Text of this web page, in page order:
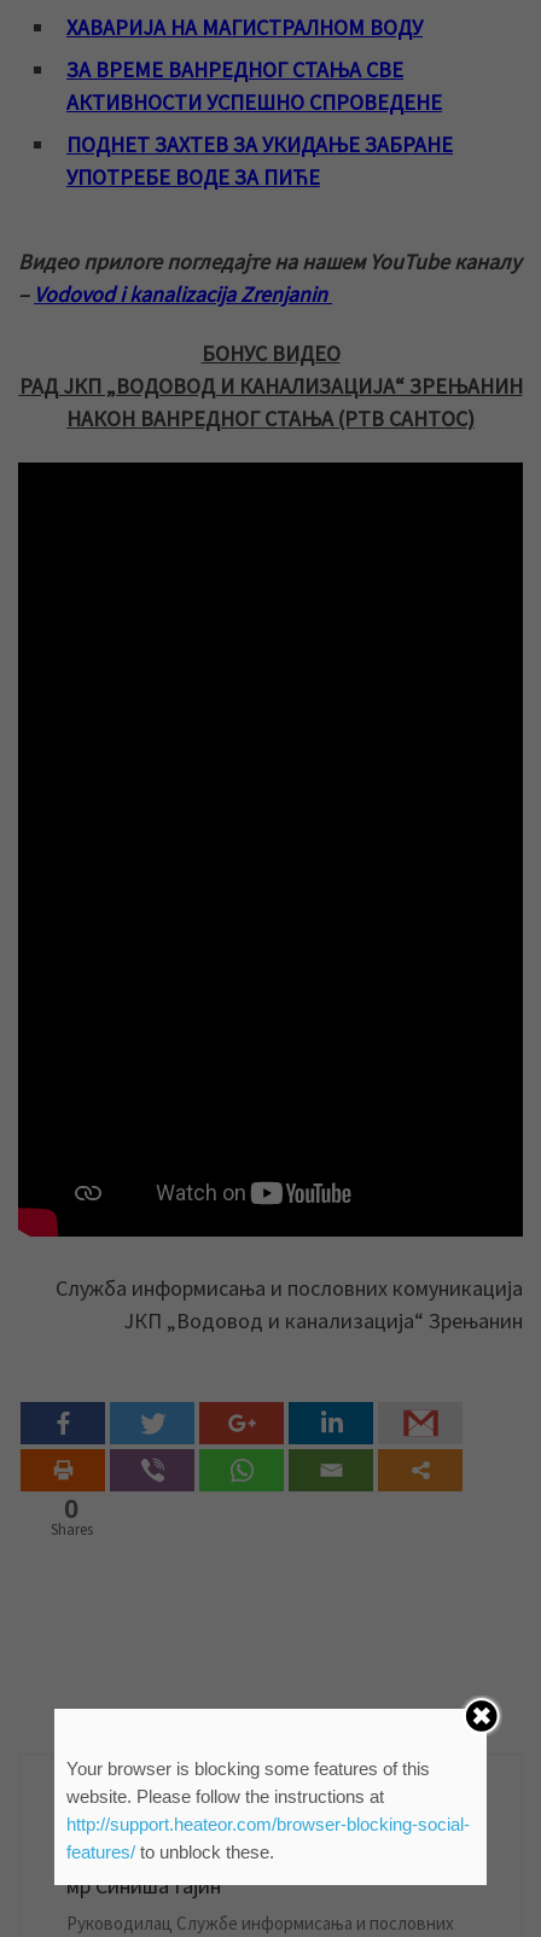
ХАВАРИЈА НА МАГИСТРАЛНОМ ВОДУ
ЗА ВРЕМЕ ВАНРЕДНОГ СТАЊА СВЕ
АКТИВНОСТИ УСПЕШНО СПРОВЕДЕНЕ
ПОДНЕТ ЗАХТЕВ ЗА УКИДАЊЕ ЗАБРАНЕ
УПОТРЕБЕ ВОДЕ ЗА ПИЋЕ
Видео прилоге погледајте на нашем YouTube каналу
– Vodovod i kanalizacija Zrenjanin
БОНУС ВИДЕО
РАД ЈКП „ВОДОВОД И КАНАЛИЗАЦИЈА“ ЗРЕЊАНИН
НАКОН ВАНРЕДНОГ СТАЊА (РТВ САНТОС)
Служба информисања и пословних комуникација
ЈКП „Водовод и канализација“ Зрењанин
0
Shares
мр Синиша Гајин
Руководилац Службе информисања и пословних
Your browser is blocking some features of this
website. Please follow the instructions at
http://support.heateor.com/browser-blocking-social-
features/to unblock these.